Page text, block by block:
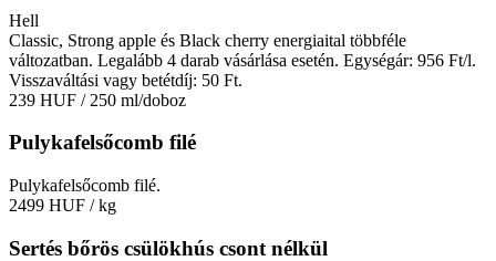
Hell
Classic, Strong apple és Black cherry energiaital többféle
változatban. Legalább 4 darab vásárlása esetén. Egységár: 956 Ft/l.
Visszaváltási vagy betétdíj: 50 Ft.
239 HUF / 250 ml/doboz
Pulykafelsőcomb filé
Pulykafelsőcomb filé.
2499 HUF / kg
Sertés bőrös csülökhús csont nélkül